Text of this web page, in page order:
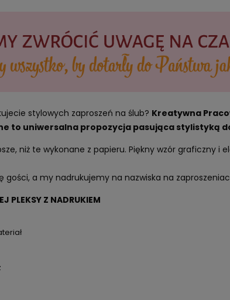
stylowych zaproszeń na ślub? Kreatywna
to uniwersalna propozycja pasująca stylistyką
niż te wykonane z papieru. Piękny wzór graficzny
a my nadrukujemy na nazwiska na
PLEKSY Z NADRUKIEM